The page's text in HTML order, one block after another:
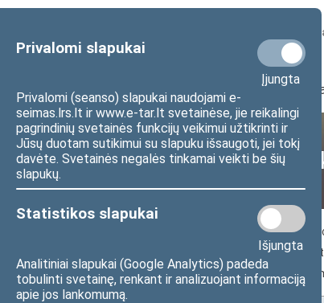
Privalomi slapukai
Įjungta
Privalomi (seanso) slapukai naudojami e-
seimas.lrs.lt ir www.e-tar.lt svetainėse, jie reikalingi
pagrindinių svetainės funkcijų veikimui užtikrinti ir
Jūsų duotam sutikimui su slapuku išsaugoti, jei tokį
davėte. Svetainės negalės tinkamai veikti be šių
slapukų.
Statistikos slapukai
Išjungta
Analitiniai slapukai (Google Analytics) padeda
tobulinti svetainę, renkant ir analizuojant informaciją
apie jos lankomumą.
Numatomos
Sudėtis
Visuomenei ir
Piliečių
Seimo
Kelias į Lietuvos nepriklausomybės